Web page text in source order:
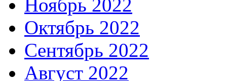
Ноябрь 2022
Октябрь 2022
Сентябрь 2022
Август 2022